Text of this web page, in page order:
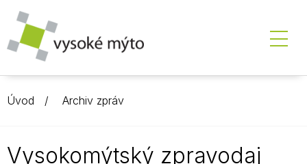
Úvod Archiv zpráv
Vysokomýtský zpravodaj